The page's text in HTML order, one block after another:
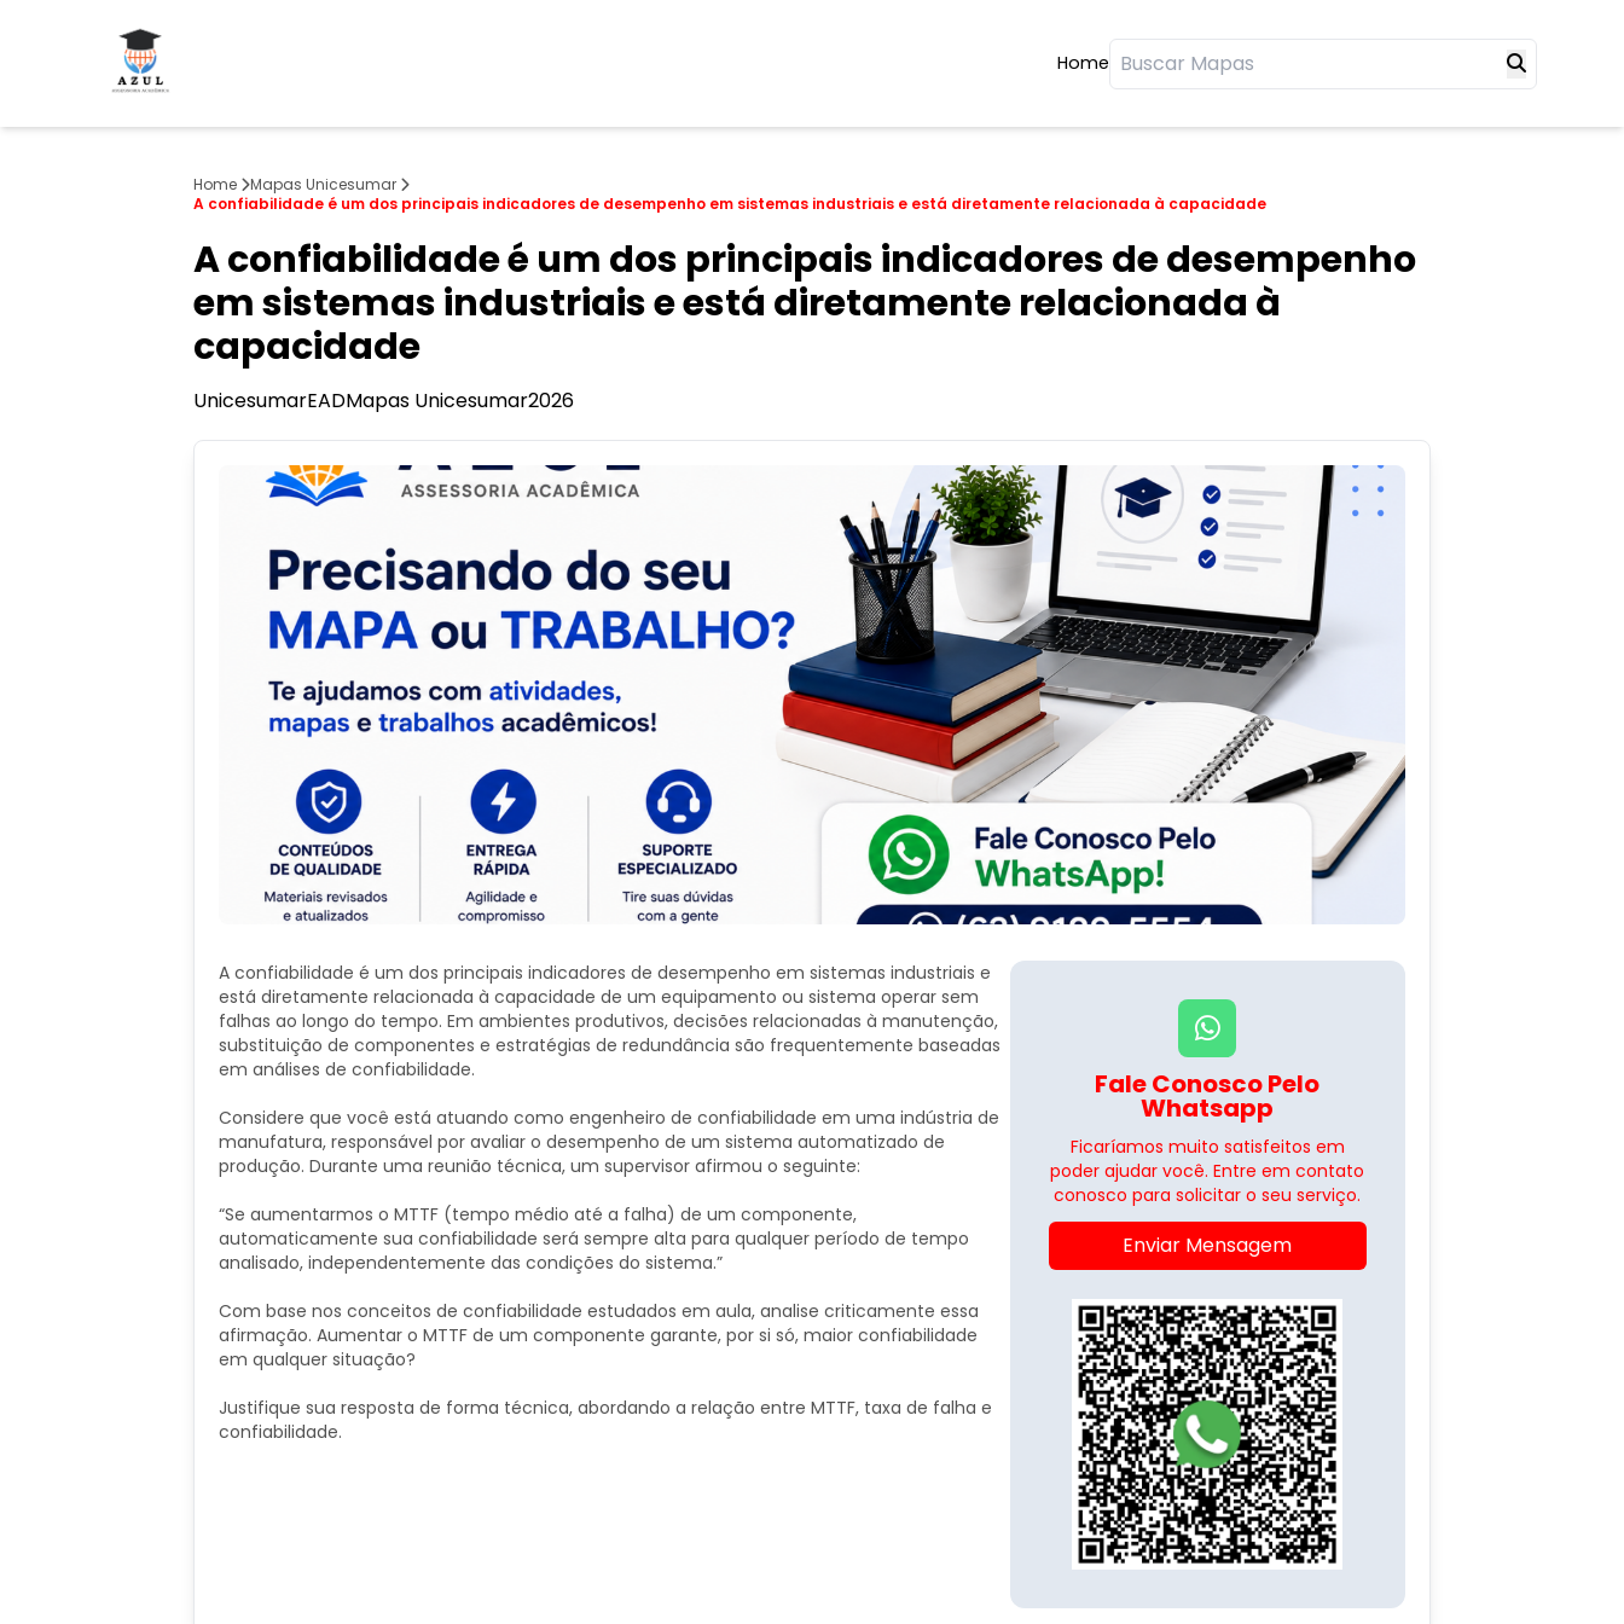
Home
Home
Mapas Unicesumar
A confiabilidade é um dos principais indicadores de desempenho em sistemas industriais e está diretamente relacionada à capacidade
A confiabilidade é um dos principais indicadores de desempenho
em sistemas industriais e está diretamente relacionada à
capacidade
UnicesumarEADMapas Unicesumar2026
A confiabilidade é um dos principais indicadores de desempenho em sistemas industriais e
está diretamente relacionada à capacidade de um equipamento ou sistema operar sem
falhas ao longo do tempo. Em ambientes produtivos, decisões relacionadas à manutenção,
substituição de componentes e estratégias de redundância são frequentemente baseadas
em análises de confiabilidade.
Considere que você está atuando como engenheiro de confiabilidade em uma indústria de
manufatura, responsável por avaliar o desempenho de um sistema automatizado de
produção. Durante uma reunião técnica, um supervisor afirmou o seguinte:
“Se aumentarmos o MTTF (tempo médio até a falha) de um componente,
automaticamente sua confiabilidade será sempre alta para qualquer período de tempo
analisado, independentemente das condições do sistema.”
Com base nos conceitos de confiabilidade estudados em aula, analise criticamente essa
afirmação. Aumentar o MTTF de um componente garante, por si só, maior confiabilidade
em qualquer situação?
Justifique sua resposta de forma técnica, abordando a relação entre MTTF, taxa de falha e
confiabilidade.
Fale Conosco Pelo
Whatsapp
Ficaríamos muito satisfeitos em
poder ajudar você. Entre em contato
conosco para solicitar o seu serviço.
Enviar Mensagem